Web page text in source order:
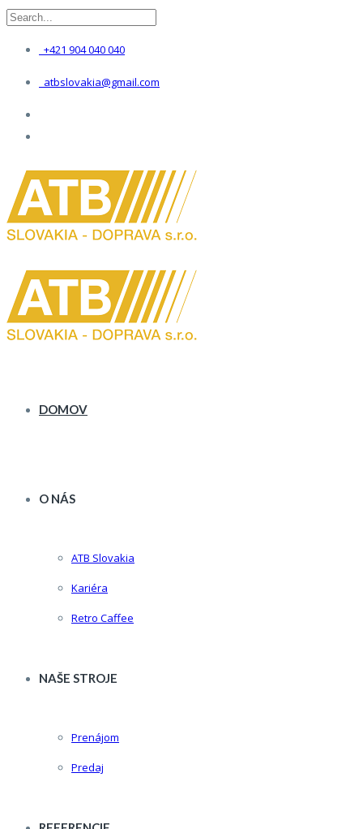
+421 904 040 040
atbslovakia@gmail.com
DOMOV
O NÁS
ATB Slovakia
Kariéra
Retro Caffee
NAŠE STROJE
Prenájom
Predaj